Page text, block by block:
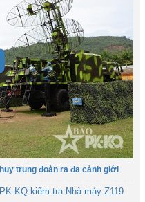
trung đoàn ra đa cảnh giới
KQ kiểm tra Nhà máy Z119